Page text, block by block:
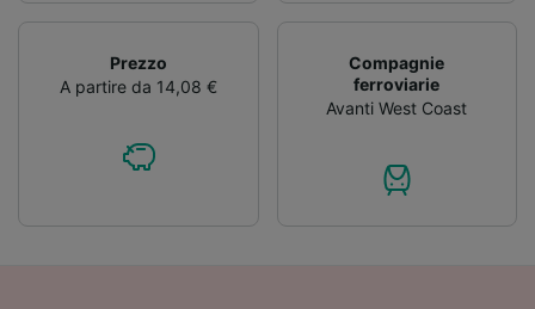
Prezzo
A partire da 14,08 €
Compagnie
ferroviarie
Avanti West Coast